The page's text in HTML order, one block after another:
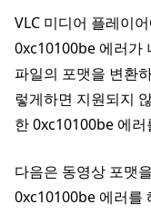
VLC 미디어 플레이
0xc10100be 에러가
파일의 포맷을 변환
렇게하면 지원되지
한 0xc10100be 에
다음은 동영상 포맷
0xc10100be 에러를